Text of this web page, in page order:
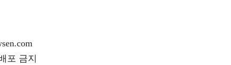
포 금지